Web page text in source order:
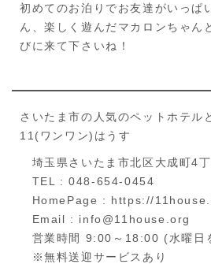
初めてのお泊りでお友達がいっぱ
ん、楽しく遊んだマカロンちゃん
びに来て下さいね！
さいたま市の人気のペットホテル
11(ワンワン)はうす
埼玉県さいたま市北区大成町4
TEL : 048-654-0454
HomePage : https://
Email : info@11house.org
営業時間 9:00～18:00 (水曜日
※無料送迎サービスあり